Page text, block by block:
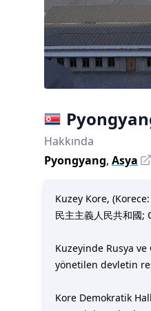
Hakkında
Pyongyang, Asya
Kuzey Kore,
民主主義人民共和國
Kuzeyinde Rusya
yönetilen devletin
Kore Demokratik